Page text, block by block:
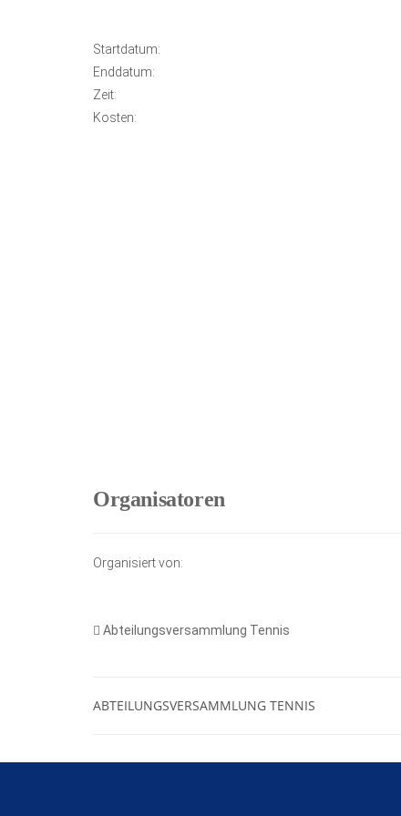
Startdatum:
Enddatum:
Zeit:
Kosten:
Organisatoren
Organisiert von:
Abteilungsversammlung Tennis
ABTEILUNGSVERSAMMLUNG TENNIS